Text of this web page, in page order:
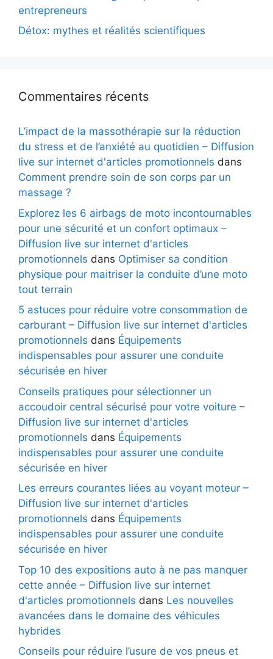
entrepreneurs
Détox: mythes et réalités scientifiques
Commentaires récents
L’impact de la massothérapie sur la réduction
du stress et de l’anxiété au quotidien – Diffusion
live sur internet d'articles promotionnels dans
Comment prendre soin de son corps par un
massage ?
Explorez les 6 airbags de moto incontournables
pour une sécurité et un confort optimaux –
Diffusion live sur internet d'articles
promotionnels dans Optimiser sa condition
physique pour maitriser la conduite d’une moto
tout terrain
5 astuces pour réduire votre consommation de
carburant – Diffusion live sur internet d'articles
promotionnels dans Équipements
indispensables pour assurer une conduite
sécurisée en hiver
Conseils pratiques pour sélectionner un
accoudoir central sécurisé pour votre voiture –
Diffusion live sur internet d'articles
promotionnels dans Équipements
indispensables pour assurer une conduite
sécurisée en hiver
Les erreurs courantes liées au voyant moteur –
Diffusion live sur internet d'articles
promotionnels dans Équipements
indispensables pour assurer une conduite
sécurisée en hiver
Top 10 des expositions auto à ne pas manquer
cette année – Diffusion live sur internet
d'articles promotionnels dans Les nouvelles
avancées dans le domaine des véhicules
hybrides
Conseils pour réduire l’usure de vos pneus et